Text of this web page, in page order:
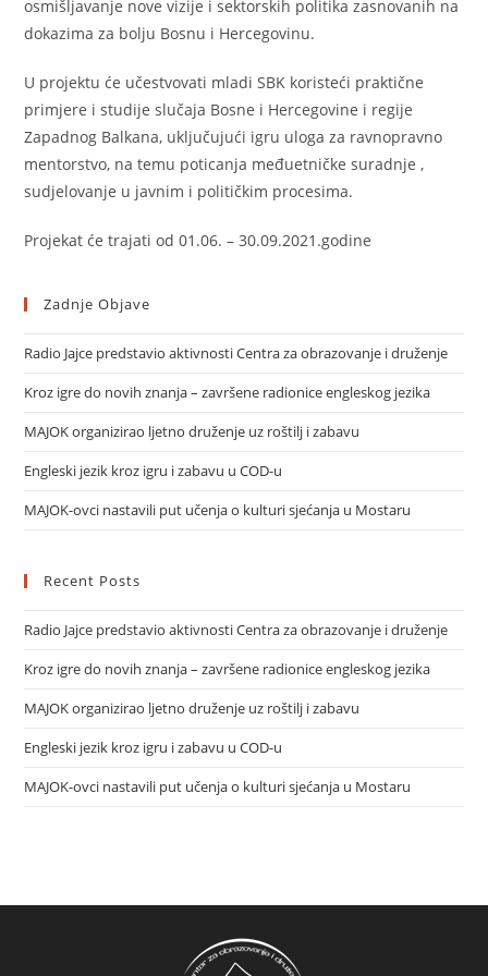
osmišljavanje nove vizije i sektorskih politika zasnovanih na
dokazima za bolju Bosnu i Hercegovinu.
U projektu će učestvovati mladi SBK koristeći praktične
primjere i studije slučaja Bosne i Hercegovine i regije
Zapadnog Balkana, uključujući igru uloga za ravnopravno
mentorstvo, na temu poticanja međuetničke suradnje ,
sudjelovanje u javnim i političkim procesima.
Projekat će trajati od 01.06. – 30.09.2021.godine
Zadnje Objave
Radio Jajce predstavio aktivnosti Centra za obrazovanje i druženje
Kroz igre do novih znanja – završene radionice engleskog jezika
MAJOK organizirao ljetno druženje uz roštilj i zabavu
Engleski jezik kroz igru i zabavu u COD-u
MAJOK-ovci nastavili put učenja o kulturi sjećanja u Mostaru
Recent Posts
Radio Jajce predstavio aktivnosti Centra za obrazovanje i druženje
Kroz igre do novih znanja – završene radionice engleskog jezika
MAJOK organizirao ljetno druženje uz roštilj i zabavu
Engleski jezik kroz igru i zabavu u COD-u
MAJOK-ovci nastavili put učenja o kulturi sjećanja u Mostaru